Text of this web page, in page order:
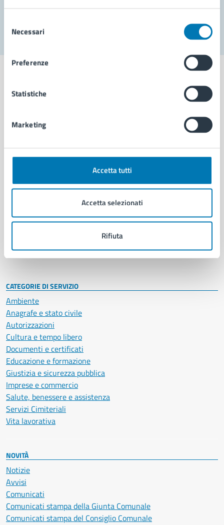
delNecessari
Preferenze
Statistiche
Marketing
Accetta tutti
Accetta selezionati
Rifiuta
Aree amministrative
Uffici
Politici
Intranet, posta aziendale e protocollo
CATEGORIE DI SERVIZIO
Ambiente
Anagrafe e stato civile
Autorizzazioni
Cultura e tempo libero
Documenti e certificati
Educazione e formazione
Giustizia e sicurezza pubblica
Imprese e commercio
Salute, benessere e assistenza
Servizi Cimiteriali
Vita lavorativa
NOVITÀ
Notizie
Avvisi
Comunicati
Comunicati stampa della Giunta Comunale
Comunicati stampa del Consiglio Comunale